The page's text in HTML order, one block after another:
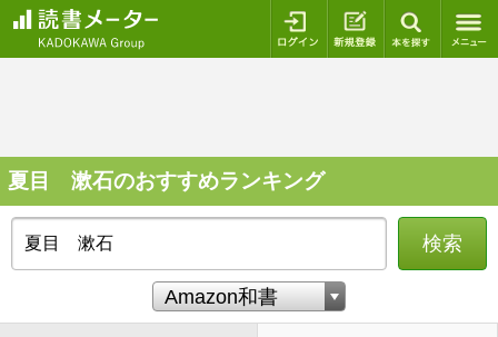
ログイン 新規登録
夏目 漱石のおすすめランキング
検索